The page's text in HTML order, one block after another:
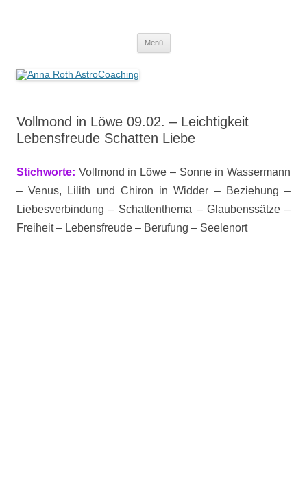
Menü
Vollmond in Löwe 09.02. – Leichtigkeit
Lebensfreude Schatten Liebe
Stichworte: Vollmond in Löwe – Sonne in Wassermann
– Venus, Lilith und Chiron in Widder – Beziehung –
Liebesverbindung – Schattenthema – Glaubenssätze –
Freiheit – Lebensfreude – Berufung – Seelenort